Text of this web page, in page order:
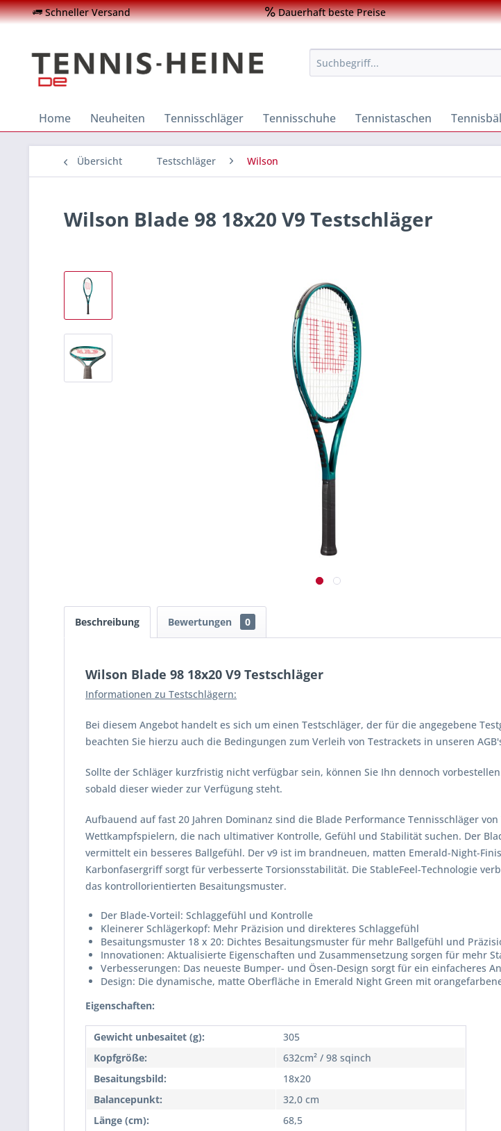
Schneller Versand Dauerhaft beste Preise
Home Neuheiten Tennisschläger Tennisschuhe Tennistaschen
Übersicht Testschläger Wilson
Wilson Blade 98 18x20 V9 Testschläger
Beschreibung Bewertungen 0
Wilson Blade 98 18x20 V9 Testschläger
Informationen zu Testschlägern:
Bei diesem Angebot handelt es sich um einen Testschläger, der für die angegebene
beachten Sie hierzu auch die Bedingungen zum Verleih von Testrackets in unseren
Sollte der Schläger kurzfristig nicht verfügbar sein, können Sie Ihn dennoch
sobald dieser wieder zur Verfügung steht.
Aufbauend auf fast 20 Jahren Dominanz sind die Blade Performance Tennisschläger
Wettkampfspielern, die nach ultimativer Kontrolle, Gefühl und Stabilität suchen. Der
vermittelt ein besseres Ballgefühl. Der v9 ist im brandneuen, matten Emerald-Night-
Karbonfasergriff sorgt für verbesserte Torsionsstabilität. Die StableFeel-Technologie
das kontrollorientierten Besaitungsmuster.
Der Blade-Vorteil: Schlaggefühl und Kontrolle
Kleinerer Schlägerkopf: Mehr Präzision und direkteres Schlaggefühl
Besaitungsmuster 18 x 20: Dichtes Besaitungsmuster für mehr Ballgefühl und
Innovationen: Aktualisierte Eigenschaften und Zusammensetzung sorgen für mehr
Verbesserungen: Das neueste Bumper- und Ösen-Design sorgt für ein einfacheres
Design: Die dynamische, matte Oberfläche in Emerald Night Green mit
Eigenschaften:
Gewicht unbesaitet (g):
305
Kopfgröße:
632cm² / 98 sqinch
Besaitungsbild:
18x20
Balancepunkt:
32,0 cm
Länge (cm):
68,5